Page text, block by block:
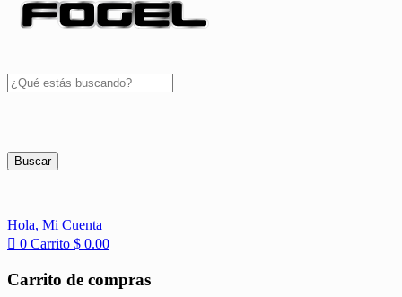
Buscar
Hola, Mi Cuenta
0 Carrito $ 0.00
Carrito de compras